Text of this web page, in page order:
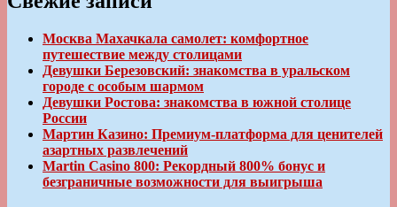
Москва Махачкала самолет: комфортное
путешествие между столицами
Девушки Березовский: знакомства в уральском
городе с особым шармом
Девушки Ростова: знакомства в южной столице
России
Мартин Казино: Премиум-платформа для ценителей
азартных развлечений
Martin Casino 800: Рекордный 800% бонус и
безграничные возможности для выигрыша